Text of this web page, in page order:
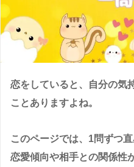
恋をしていると、自分の気
ことありますよね。
このページでは、1問ずつ
恋愛傾向や相手との関係性